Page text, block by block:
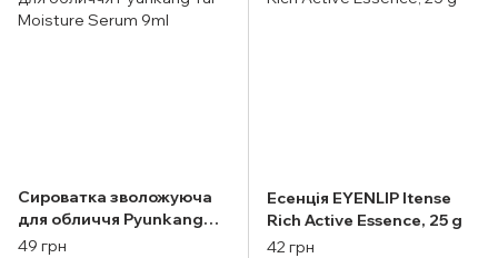
Сироватка зволожуюча
для обличчя Pyunkang
Yul Moisture Serum 9ml
49 грн
Есенція EYENLIP Itense
Rich Active Essence, 25 g
42 грн